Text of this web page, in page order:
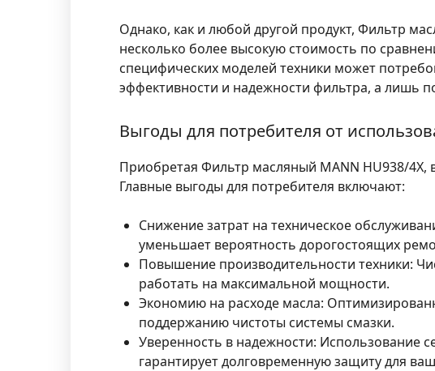
Однако, как и любой другой продукт, Фильтр
несколько более высокую стоимость по
специфических моделей техники может
эффективности и надежности фильтра, а лишь
Выгоды для потребителя от
Приобретая Фильтр масляный MANN HU938/4X,
Главные выгоды для потребителя включают:
Снижение затрат на техническое
уменьшает вероятность дорогостоящих
Повышение производительности техники:
работать на максимальной мощности.
Экономию на расходе масла:
поддержанию чистоты системы смазки.
Уверенность в надежности: Использование
гарантирует долговременную защиту для